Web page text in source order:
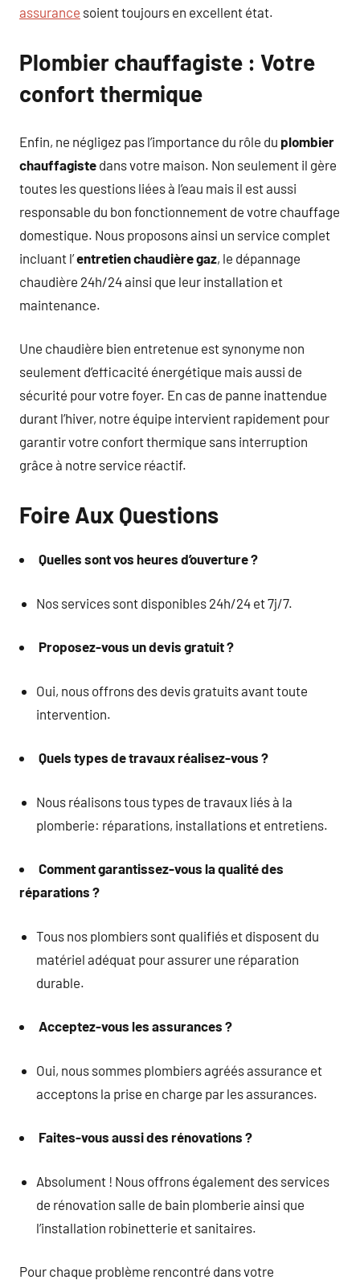
assurance soient toujours en excellent état.
Plombier chauffagiste : Votre
confort thermique
Enfin, ne négligez pas l’importance du rôle du plombier
chauffagiste dans votre maison. Non seulement il gère
toutes les questions liées à l’eau mais il est aussi
responsable du bon fonctionnement de votre chauffage
domestique. Nous proposons ainsi un service complet
incluant l’entretien chaudière gaz, le dépannage
chaudière 24h/24 ainsi que leur installation et
maintenance.
Une chaudière bien entretenue est synonyme non
seulement d’efficacité énergétique mais aussi de
sécurité pour votre foyer. En cas de panne inattendue
durant l’hiver, notre équipe intervient rapidement pour
garantir votre confort thermique sans interruption
grâce à notre service réactif.
Foire Aux Questions
Quelles sont vos heures d’ouverture ?
Nos services sont disponibles 24h/24 et 7j/7.
Proposez-vous un devis gratuit ?
Oui, nous offrons des devis gratuits avant toute
intervention.
Quels types de travaux réalisez-vous ?
Nous réalisons tous types de travaux liés à la
plomberie: réparations, installations et entretiens.
Comment garantissez-vous la qualité des
réparations ?
Tous nos plombiers sont qualifiés et disposent du
matériel adéquat pour assurer une réparation
durable.
Acceptez-vous les assurances ?
Oui, nous sommes plombiers agréés assurance et
acceptons la prise en charge par les assurances.
Faites-vous aussi des rénovations ?
Absolument ! Nous offrons également des services
de rénovation salle de bain plomberie ainsi que
l’installation robinetterie et sanitaires.
Pour chaque problème rencontré dans votre